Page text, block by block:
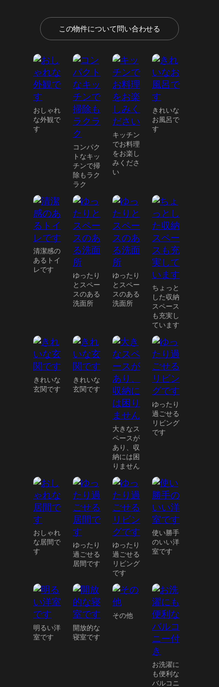
この物件について問い合わせる
おしゃれ
な外観で
す
コンパク
トなキッ
チンで掃
除もラク
ラク
キッチン
でお料理
をお楽し
みくださ
い
きれいな
お風呂で
す
清潔感の
あるトイ
レです
ゆったり
とスペー
スのある
洗面所
ゆったり
とスペー
スのある
洗面所
ちょっと
した収納
スペース
も充実し
ています
きれいな
玄関です
きれいな
玄関です
大きなス
ペースが
あり、収
納には困
りません
ゆったり
過ごせる
リビング
です
おしゃれ
な居間で
す
ゆったり
過ごせる
居間です
ゆったり
過ごせる
リビング
です
使い勝手
のいい洋
室です
明るい洋
室です
開放的な
寝室です
その他
お洗濯に
も便利な
バルコニ